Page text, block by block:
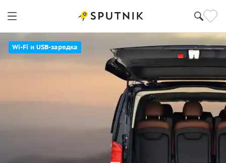
Wi-Fi и USB-зарядка